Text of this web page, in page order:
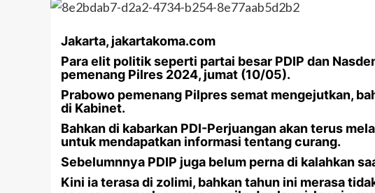
Jakarta, jakartakoma.com
Para elit politik seperti partai besar PDIP dan
pemenang Pilres 2024, jumat (10/05).
Prabowo pemenang Pilpres semat mengejutkan,
di Kabinet.
Bahkan di kabarkan PDI-Perjuangan akan terus
untuk mendapatkan informasi tentang curang.
Sebelumnnya PDIP juga belum perna di kalahkan
Kini ia terasa di zolimi, bahkan tahun ini merasa